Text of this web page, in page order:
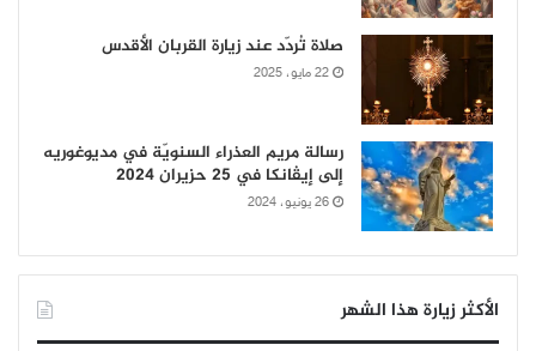
صلاة تُردّد عند زيارة القربان الأقدس
22 مايو، 2025
رسالة مريم العذراء السنويّة في مديوغوريه
إلى إيڤانكا في 25 حزيران 2024
26 يونيو، 2024
الأكثر زيارة هذا الشهر